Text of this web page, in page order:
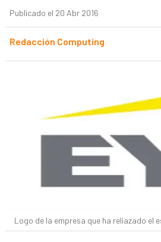
Publicado el 20 Abr 2016
Redacción Computing
Logo de la empresa que ha reliazado el